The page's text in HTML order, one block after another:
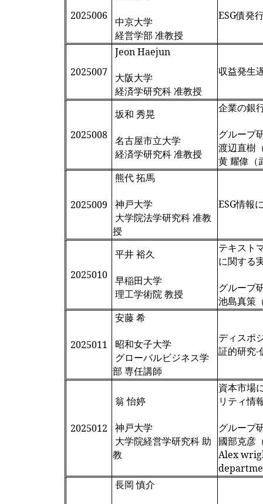
2025006
中京大学
経営学部 准教授
ESG債発
2025007
Jeon Haejun
大阪大学
経済学研究科 准教授
収益発生
2025008
坂和 秀晃
名古屋市立大学
経済学研究科 准教授
企業の銀
グループ
渡辺直樹
黄 耀偉（
2025009
熊代 拓馬
神戸大学
大学院法学研究科 准教
授
ESG情報
2025010
平井 裕久
早稲田大学
理工学術院 教授
テキスト
に関する
グループ
池島真策
2025011
安藤 希
昭和女子大学
グローバルビジネス学
部 専任講師
ディスポ
証的研究-
2025012
翁 怡婷
神戸大学
大学院経営学研究科 助
教
資本市場
リティ情
グループ
國部克彦
Alex
長岡 慎介